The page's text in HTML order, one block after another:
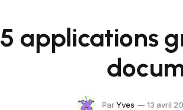
5 applications
ParYves 13 avril